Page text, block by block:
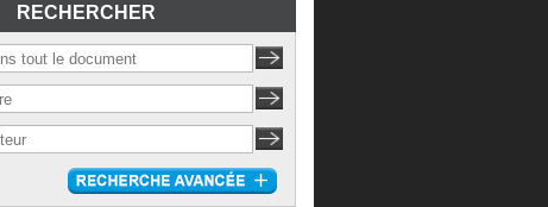
RECHERCHER